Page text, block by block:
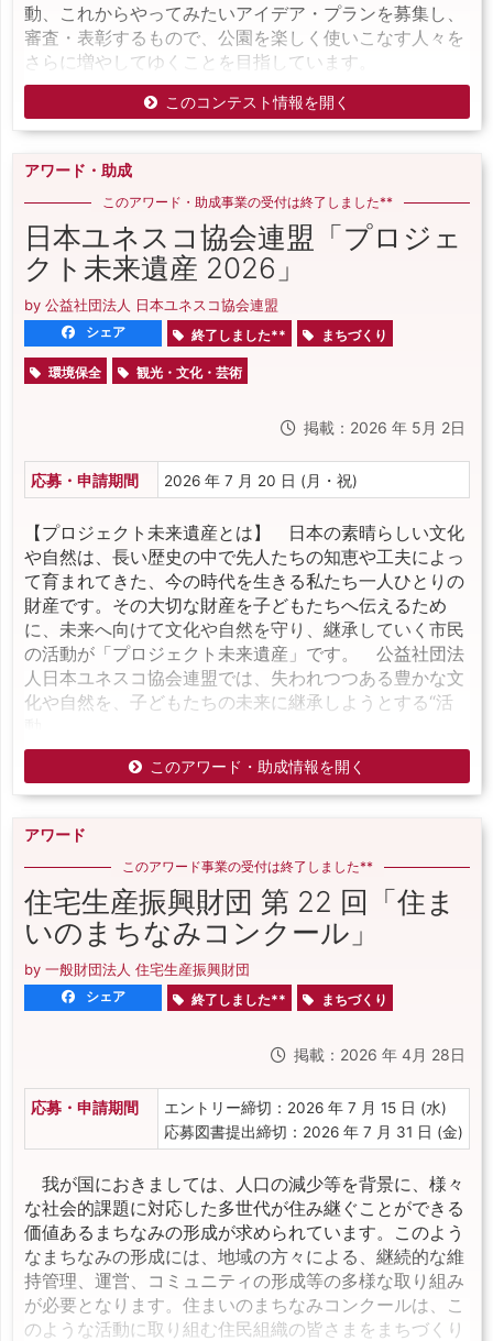
動、これからやってみたいアイデア・プランを募集し、
審査・表彰するもので、公園を楽しく使いこなす人々を
さらに増やしてゆくことを目指しています。
このコンテスト情報を開く
アワード・助成
このアワード・助成事業の受付は終了しました**
日本ユネスコ協会連盟「プロジェ
クト未来遺産 2026」
by 公益社団法人 日本ユネスコ協会連盟
シェア 終了しました** まちづくり
環境保全 観光・文化・芸術
掲載：2026 年 5月 2日
応募・申請期間 2026 年 7 月 20 日 (月・祝)
【プロジェクト未来遺産とは】 日本の素晴らしい文化
や自然は、長い歴史の中で先人たちの知恵や工夫によっ
て育まれてきた、今の時代を生きる私たち一人ひとりの
財産です。その大切な財産を子どもたちへ伝えるため
に、未来へ向けて文化や自然を守り、継承していく市民
の活動が「プロジェクト未来遺産」です。 公益社団法
人日本ユネスコ協会連盟では、失われつつある豊かな文
化や自然を、子どもたちの未来に継承しようとする“活
このアワード・助成情報を開く
アワード
このアワード事業の受付は終了しました**
住宅生産振興財団 第 22 回「住ま
いのまちなみコンクール」
by 一般財団法人 住宅生産振興財団
シェア 終了しました** まちづくり
掲載：2026 年 4月 28日
応募・申請期間
エントリー締切：2026 年 7 月 15 日 (水)
応募図書提出締切：2026 年 7 月 31 日 (金)
我が国におきましては、人口の減少等を背景に、様々
な社会的課題に対応した多世代が住み継ぐことができる
価値あるまちなみの形成が求められています。このよう
なまちなみの形成には、地域の方々による、継続的な維
持管理、運営、コミュニティの形成等の多様な取り組み
が必要となります。住まいのまちなみコンクールは、こ
のような活動に取り組む住民組織の皆さまをまちづくり